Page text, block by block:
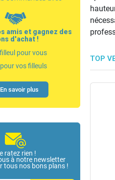
amis et gagnez des
d'achat !
pour vous
pour vos filleuls
savoir plus
ratez rien !
à notre newsletter
tous nos bons plans !
TOP
Livraison gratuite